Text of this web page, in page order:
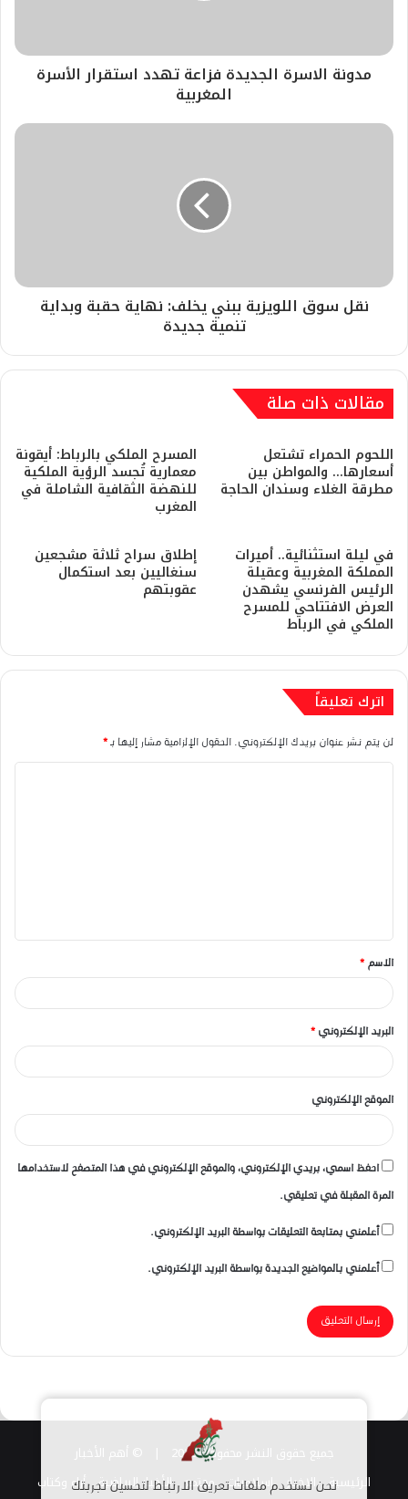
مدونة الاسرة الجديدة فزاعة تهدد استقرار الأسرة
المغربية
نقل سوق اللويزية ببني يخلف: نهاية حقبة وبداية
تنمية جديدة
مقالات ذات صلة
اللحوم الحمراء تشتعل
أسعارها… والمواطن بين
مطرقة الغلاء وسندان الحاجة
المسرح الملكي بالرباط: أيقونة
معمارية تُجسد الرؤية الملكية
للنهضة الثقافية الشاملة في
المغرب
في ليلة استثنائية.. أميرات
المملكة المغربية وعقيلة
الرئيس الفرنسي يشهدن
العرض الافتتاحي للمسرح
الملكي في الرباط
إطلاق سراح ثلاثة مشجعين
سنغاليين بعد استكمال
عقوبتهم
اترك تعليقاً
لن يتم نشر عنوان بريدك الإلكتروني. الحقول الإلزامية مشار إليها بـ*
ق
*
الاسم *
البريد الإلكتروني *
الموقع الإلكتروني
احفظ اسمي، بريدي الإلكتروني، والموقع الإلكتروني في هذا المتصفح لاستخدامها
المرة المقبلة في تعليقي.
أعلمني بمتابعة التعليقات بواسطة البريد الإلكتروني.
أعلمني بالمواضيع الجديدة بواسطة البريد الإلكتروني.
جميع حقوق النشر محفوظة 2026 |
الرئيسية
الاخبار اسلاميات مجتمع الأخبار الرياضية أراء وكتابنحن نستخدم ملفات تعريف الارتباط لتحسين تجربتك